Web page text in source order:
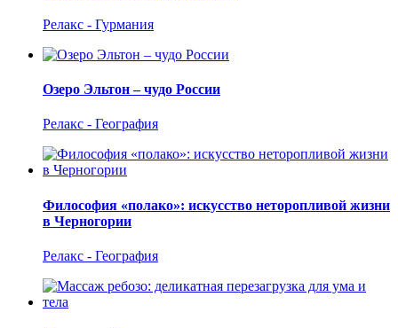
Релакс - Гурмания
Озеро Эльтон – чудо России
Релакс - География
Философия «полако»: искусство неторопливой жизни
в Черногории
Релакс - География